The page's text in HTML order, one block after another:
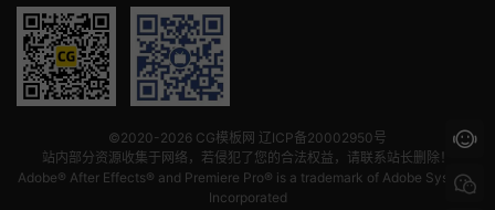
©2020-2026 CG模板网 辽ICP备20002950号
站内部分资源收集于网络，若侵犯了您的合法权益，请联系站长删除！
Adobe® After Effects® and Premiere Pro® is a trademark of Adobe Systems
Incorporated